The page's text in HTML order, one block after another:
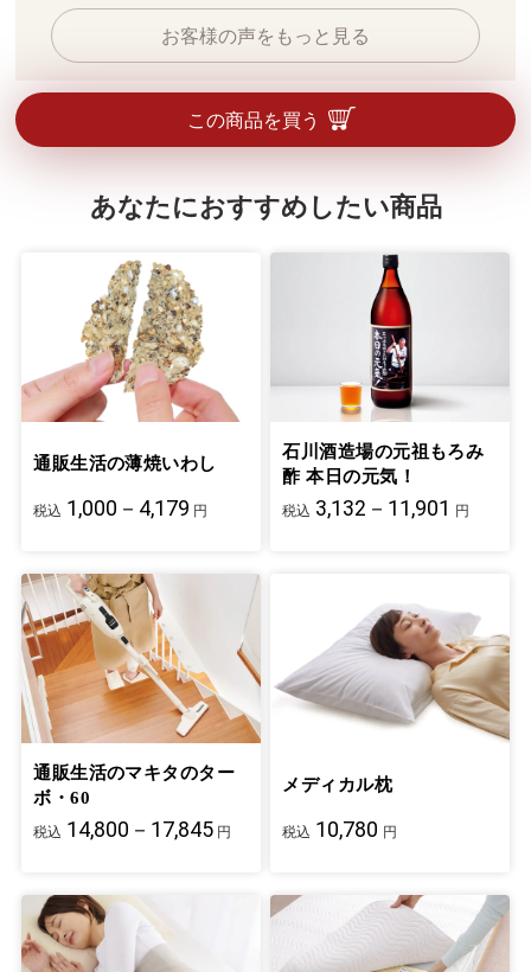
お客様の声をもっと見る
この商品を買う
あなたにおすすめしたい商品
通販生活の薄焼いわし
税込 1,000－4,179 円
石川酒造場の元祖もろみ
酢 本日の元気！
税込 3,132－11,901 円
通販生活のマキタのター
ボ・60
税込 14,800－17,845 円
メディカル枕
税込 10,780 円